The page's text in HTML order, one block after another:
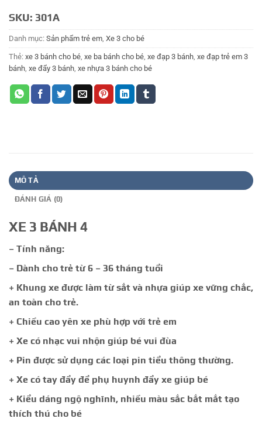
SKU: 301A
Danh mục: Sản phẩm trẻ em Xe 3 cho bé
Thẻ: xe 3 bánh cho bé xe ba bánh cho bé xe đạp 3 bánh xe đạp trẻ em 3
bánh xe đẩy 3 bánh xe nhựa 3 bánh cho bé
MÔ TẢ
ĐÁNH GIÁ (0)
XE 3 BÁNH 4
– Tính năng:
– Dành cho trẻ từ 6 – 36 tháng tuổi
+ Khung xe được làm từ sắt và nhựa giúp xe vững chắc,
an toàn cho trẻ.
+ Chiều cao yên xe phù hợp với trẻ em
+ Xe có nhạc vui nhộn giúp bé vui đùa
+ Pin được sử dụng các loại pin tiểu thông thường.
+ Xe có tay đẩy để phụ huynh đẩy xe giúp bé
+ Kiểu dáng ngộ nghĩnh, nhiều màu sắc bắt mắt tạo
thích thú cho bé